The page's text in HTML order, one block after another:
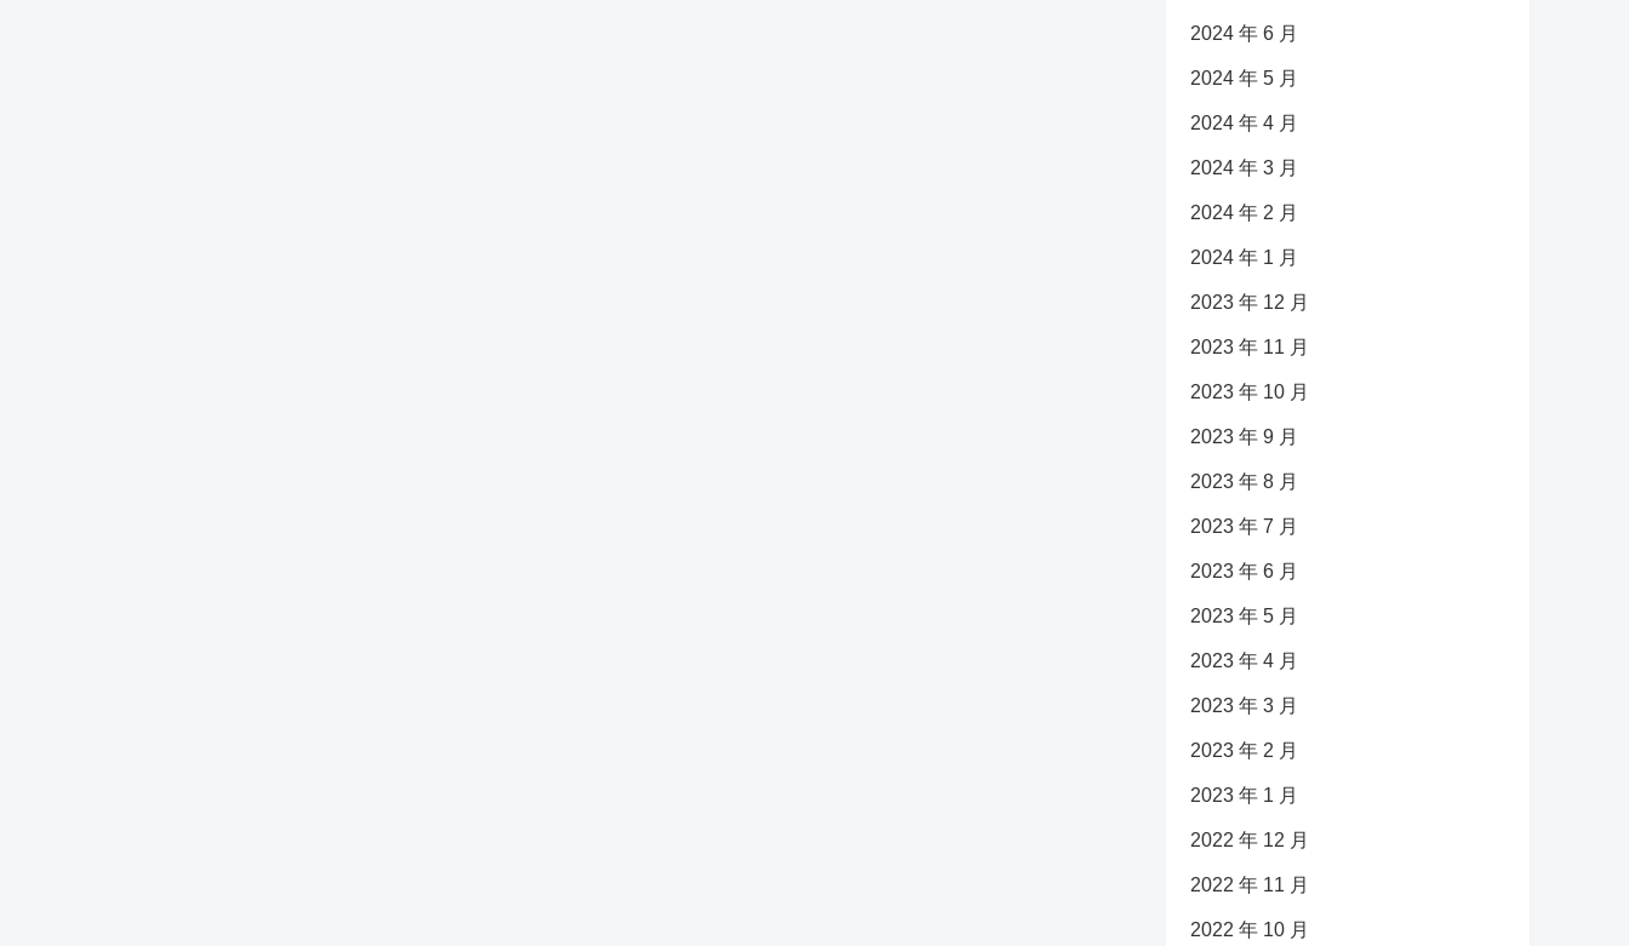
2024 年 6 月
2024 年 5 月
2024 年 4 月
2024 年 3 月
2024 年 2 月
2024 年 1 月
2023 年 12 月
2023 年 11 月
2023 年 10 月
2023 年 9 月
2023 年 8 月
2023 年 7 月
2023 年 6 月
2023 年 5 月
2023 年 4 月
2023 年 3 月
2023 年 2 月
2023 年 1 月
2022 年 12 月
2022 年 11 月
2022 年 10 月